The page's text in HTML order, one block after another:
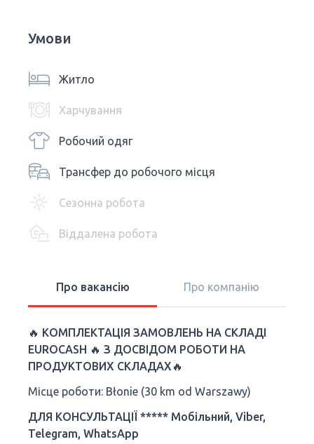
Умови
Житло
Харчування
Робочий одяг
Трансфер до робочого місця
Сезонна робота
Віддалена робота
Про вакансію Про компанію
🔥 КОМПЛЕКТАЦІЯ ЗАМОВЛЕНЬ НА СКЛАДІ
EUROCASH 🔥 З ДОСВІДОМ РОБОТИ НА
ПРОДУКТОВИХ СКЛАДАХ🔥
Місце роботи: Błonie (30 km od Warszawy)
ДЛЯ КОНСУЛЬТАЦІЇ ***** Мобільний, Viber,
Telegram, WhatsApp